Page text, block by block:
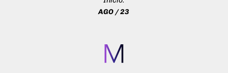
AGO / 23